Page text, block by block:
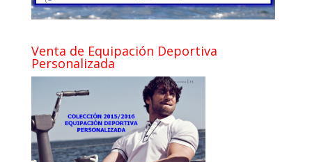
Venta de Equipación Deportiva
Personalizada